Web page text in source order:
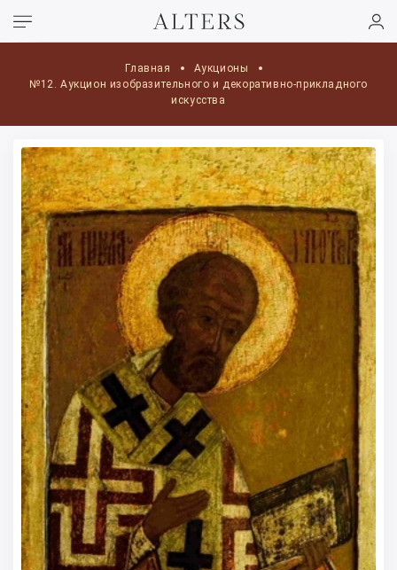
Главная
Аукционы
№12. Аукцион изобразительного и декоративно-прикладного
искусства